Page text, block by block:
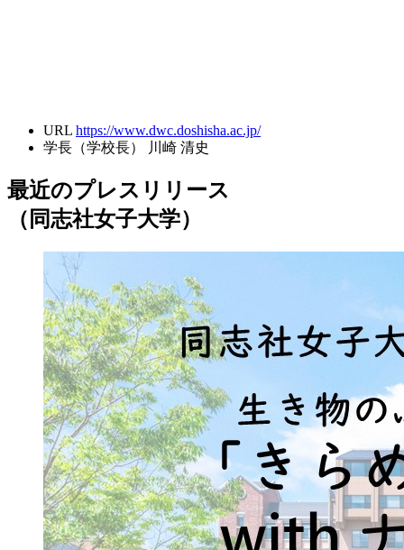
URL https://www.dwc.doshisha.ac.jp/
学長（学校長）
川崎 清史
最近のプレスリリース
（同志社女子大学）